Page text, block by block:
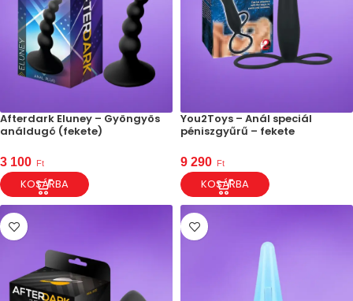
Afterdark Eluney – Gyöngyös
análdugó (fekete)
3 100 Ft
KOSÁRBA
You2Toys – Anál speciál
péniszgyűrű – fekete
9 290 Ft
KOSÁRBA